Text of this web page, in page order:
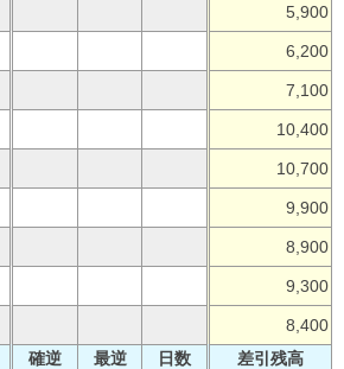
5,900
6,200
7,100
10,400
10,700
9,900
8,900
9,300
8,400
確逆 最逆 日数
差引残高